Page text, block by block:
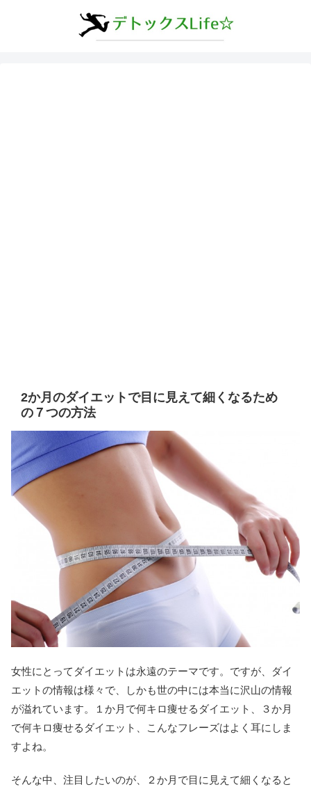
2か月のダイエットで目に見えて細くなるため
の７つの方法
女性にとってダイエットは永遠のテーマです。ですが、ダイ
エットの情報は様々で、しかも世の中には本当に沢山の情報
が溢れています。１か月で何キロ痩せるダイエット、３か月
で何キロ痩せるダイエット、こんなフレーズはよく耳にしま
すよね。
そんな中、注目したいのが、２か月で目に見えて細くなると